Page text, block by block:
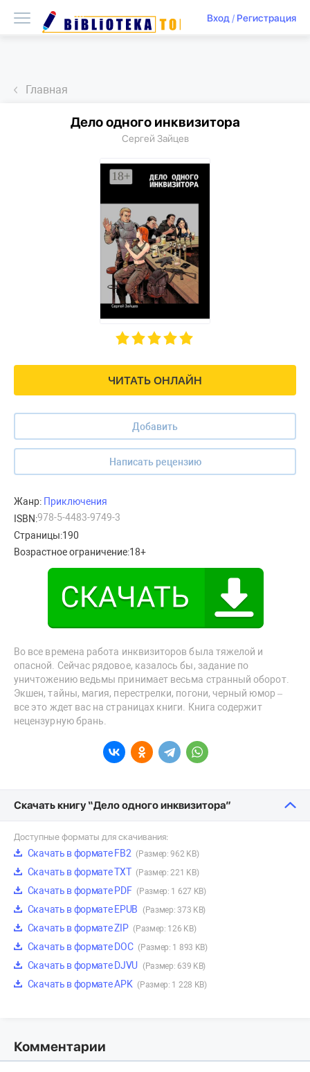
Вход/ Регистрация
Главная
ЧИТАТЬ ОНЛАЙН
Добавить
Написать рецензию
Дело одного инквизитора
Сергей Зайцев
Жанр: Приключения
ISBN:978-5-4483-9749-3
Страницы:190
Возрастное ограничение:18+
Во все времена работа инквизиторов была тяжелой и
опасной. Сейчас рядовое, казалось бы, задание по
уничтожению ведьмы принимает весьма странный оборот.
Экшен, тайны, магия, перестрелки, погони, черный юмор –
все это ждет вас на страницах книги. Книга содержит
нецензурную брань.
Скачать книгу “Дело одного инквизитора”
Доступные форматы для скачивания:
Скачать в формате FB2 (Размер: 962 KB)
Скачать в формате TXT (Размер: 221 KB)
Скачать в формате PDF (Размер: 1 627 KB)
Скачать в формате EPUB (Размер: 373 KB)
Скачать в формате ZIP (Размер: 126 KB)
Скачать в формате DOC (Размер: 1 893 KB)
Скачать в формате DJVU (Размер: 639 KB)
Скачать в формате APK (Размер: 1 228 KB)
Комментарии